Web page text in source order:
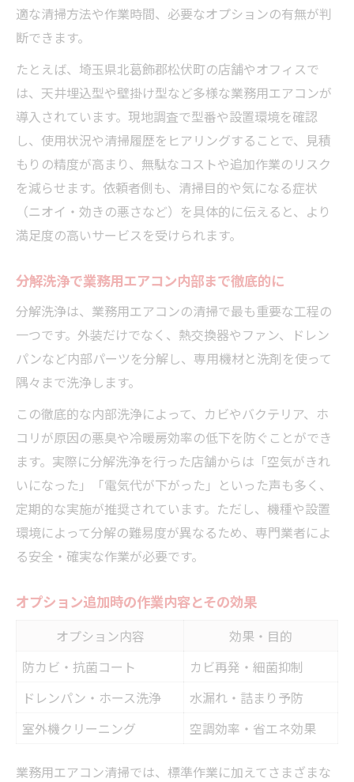
適な清掃方法や作業時間、必要なオプションの有無が判
断できます。
たとえば、埼玉県北葛飾郡松伏町の店舗やオフィスで
は、天井埋込型や壁掛け型など多様な業務用エアコンが
導入されています。現地調査で型番や設置環境を確認
し、使用状況や清掃履歴をヒアリングすることで、見積
もりの精度が高まり、無駄なコストや追加作業のリスク
を減らせます。依頼者側も、清掃目的や気になる症状
（ニオイ・効きの悪さなど）を具体的に伝えると、より
満足度の高いサービスを受けられます。
分解洗浄で業務用エアコン内部まで徹底的に
分解洗浄は、業務用エアコンの清掃で最も重要な工程の
一つです。外装だけでなく、熱交換器やファン、ドレン
パンなど内部パーツを分解し、専用機材と洗剤を使って
隅々まで洗浄します。
この徹底的な内部洗浄によって、カビやバクテリア、ホ
コリが原因の悪臭や冷暖房効率の低下を防ぐことができ
ます。実際に分解洗浄を行った店舗からは「空気がきれ
いになった」「電気代が下がった」といった声も多く、
定期的な実施が推奨されています。ただし、機種や設置
環境によって分解の難易度が異なるため、専門業者によ
る安全・確実な作業が必要です。
オプション追加時の作業内容とその効果
オプション内容
効果・目的
防カビ・抗菌コート
カビ再発・細菌抑制
ドレンパン・ホース洗浄
水漏れ・詰まり予防
室外機クリーニング
空調効率・省エネ効果
業務用エアコン清掃では、標準作業に加えてさまざまな